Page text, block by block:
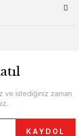
ve istediğiniz zaman
KAYDOL